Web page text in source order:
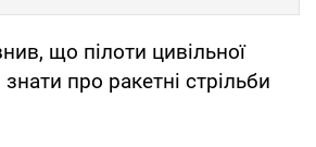
що пілоти цивільної
знати про ракетні стрільби